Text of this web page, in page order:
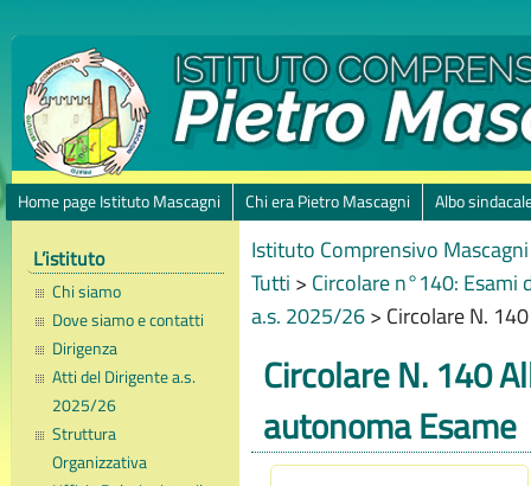
Home page Istituto Mascagni Chi era Pietro Mascagni Albo
L’istituto
Chi siamo
Dove siamo e contatti
Dirigenza
Atti del Dirigente a.s.
2025/26
Struttura
Organizzativa
Istituto Comprensivo
Tutti > Circolare n°140: Esami
a.s. 2025/26> Circolare N.
Circolare N. 140
autonoma Esame